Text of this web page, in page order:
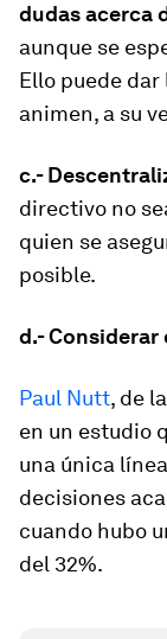
dudas acerca
aunque se
Ello puede
animen, a su
c.-
directivo no
quien se
posible.
d.-
Paul Nutt, de
en un estudio
una única
decisiones
cuando hubo
del 32%.